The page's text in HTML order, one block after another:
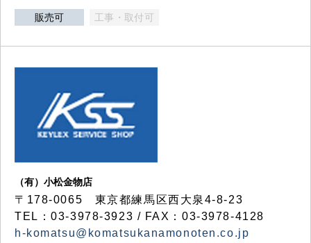
販売可 工事・取付可
（有）小松金物店
〒178-0065 東京都練馬区西大泉4-8-23
TEL：03-3978-3923 / FAX：03-3978-4128
h-komatsu@komatsukanamonoten.co.jp